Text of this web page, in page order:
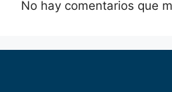
No hay comentarios que